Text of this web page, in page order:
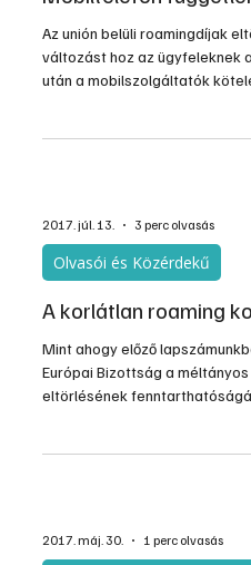
Az unión belüli roamingdíjak
változást hoz az ügyfeleknek
után a mobilszolgáltatók
2017. júl. 13. 3 perc olvasás
Olvasói és Közérdekű
A korlátlan roaming
Mint ahogy előző
Európai Bizottság a
eltörlésének
2017. máj. 30. 1 perc olvasás